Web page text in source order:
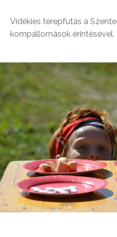
Vidékies terepfutás a
kompállomások érintésével.